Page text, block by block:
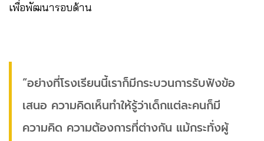
เพื่อพัฒนารอบด้าน
“อย่างที่โรงเรียนนี้เราก็มีกระบวนการรับฟังข้อ
เสนอ ความคิดเห็นทำให้รู้ว่าเด็กแต่ละคนก็มี
ความคิด ความต้องการที่ต่างกัน แม้กระทั่งผู้